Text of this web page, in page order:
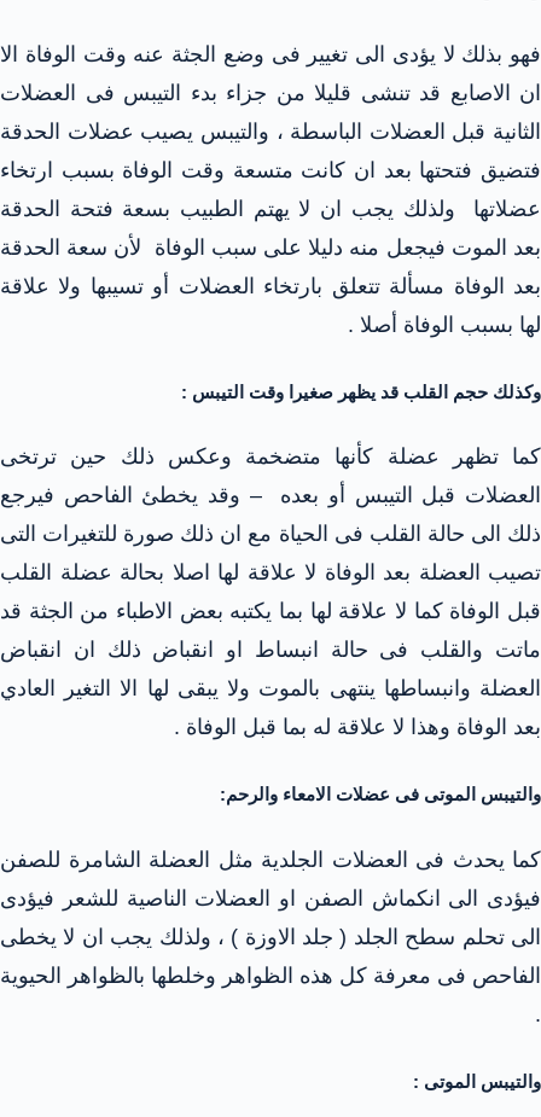
فهو بذلك لا يؤدى الى تغيير فى وضع الجثة عنه وقت الوفاة الا
ان الاصابع قد تنشى قليلا من جزاء بدء التيبس فى العضلات
الثانية قبل العضلات الباسطة ، والتيبس يصيب عضلات الحدقة
فتضيق فتحتها بعد ان كانت متسعة وقت الوفاة بسبب ارتخاء
عضلاتها ولذلك يجب ان لا يهتم الطبيب بسعة فتحة الحدقة
بعد الموت فيجعل منه دليلا على سبب الوفاة لأن سعة الحدقة
بعد الوفاة مسألة تتعلق بارتخاء العضلات أو تسيبها ولا علاقة
لها بسبب الوفاة أصلا .
وكذلك حجم القلب قد يظهر صغيرا وقت التيبس :
كما تظهر عضلة كأنها متضخمة وعكس ذلك حين ترتخى
العضلات قبل التيبس أو بعده – وقد يخطئ الفاحص فيرجع
ذلك الى حالة القلب فى الحياة مع ان ذلك صورة للتغيرات التى
تصيب العضلة بعد الوفاة لا علاقة لها اصلا بحالة عضلة القلب
قبل الوفاة كما لا علاقة لها بما يكتبه بعض الاطباء من الجثة قد
ماتت والقلب فى حالة انبساط او انقباض ذلك ان انقباض
العضلة وانبساطها ينتهى بالموت ولا يبقى لها الا التغير العادي
بعد الوفاة وهذا لا علاقة له بما قبل الوفاة .
والتيبس الموتى فى عضلات الامعاء والرحم:
كما يحدث فى العضلات الجلدية مثل العضلة الشامرة للصفن
فيؤدى الى انكماش الصفن او العضلات الناصية للشعر فيؤدى
الى تحلم سطح الجلد ( جلد الاوزة ) ، ولذلك يجب ان لا يخطى
الفاحص فى معرفة كل هذه الظواهر وخلطها بالظواهر الحيوية
.
والتيبس الموتى :